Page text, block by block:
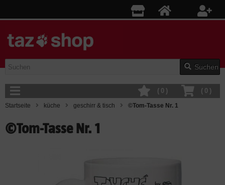
Suchen
( 0 )
( 0 )
Startseite küche geschirr & tisch ©Tom-Tasse Nr. 1
©Tom-Tasse Nr. 1